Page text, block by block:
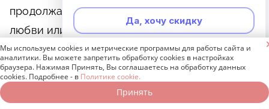
продолжать эти отношения: из-за чувства
любви или из страха остаться в одиночестве?
Понимание своих истинных побуждений
способно оказать влияние на ваше решение.
В ситуации, когда человек столкнулся с
Да, хочу скидку
Неинтересно
Мы используем cookies и метрические программы для работы сайта и
аналитики. Вы можете запретить обработку cookies в настройках
браузера. Нажимая Принять, Вы соглашаетесь на обработку данных
cookies. Подробнее - в Политике cookie.
Принять